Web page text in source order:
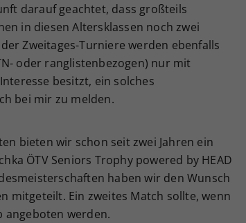
darauf geachtet, dass großteils
in diesen Altersklassen noch zwei
Zweitages-Turniere werden ebenfalls
oder ranglistenbezogen) nur mit
besitzt, ein solches
bei mir zu melden.
bieten wir schon seit zwei Jahren ein
ÖTV Seniors Trophy powered by HEAD
haben wir den Wunsch
mitgeteilt. Ein zweites Match sollte, wenn
angeboten werden.